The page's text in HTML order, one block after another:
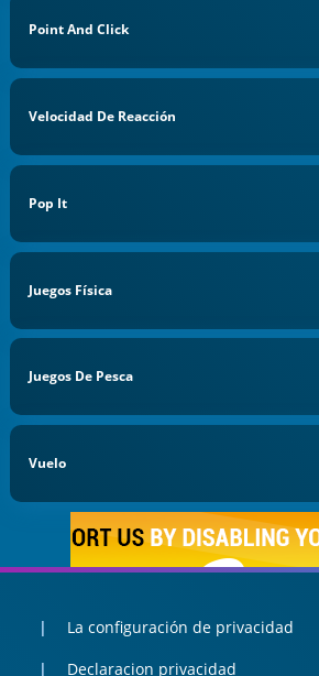
Point And Click
Velocidad De Reacción
Pop It
Juegos Física
Juegos De Pesca
Vuelo
La configuración de privacidad
Declaracion privacidad